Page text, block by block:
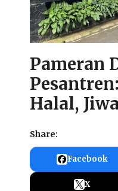
Pameran
Halal,
Share:
Facebook
X